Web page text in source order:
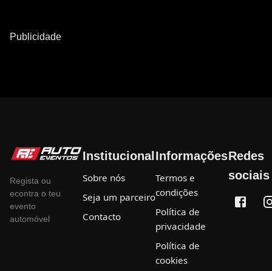
Publicidade
Regista ou
econtra o teu
evento
automóvel
Institucional
Sobre nós
Seja um parceiro
Contacto
Informações
Termos e
condições
Política de
privacidade
Política de
cookies
Redes
sociais